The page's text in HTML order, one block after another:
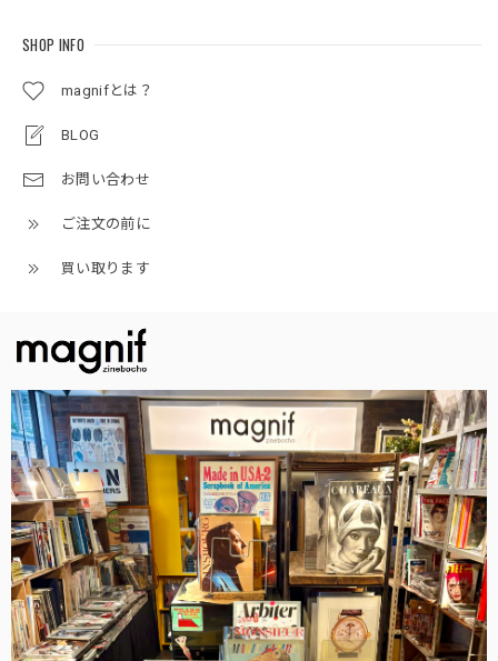
SHOP INFO
magnifとは？
BLOG
お問い合わせ
ご注文の前に
買い取ります